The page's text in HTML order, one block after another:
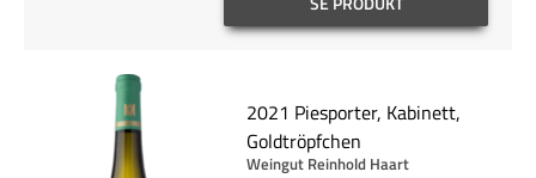
2021 Piesporter, Kabinett,
Goldtröpfchen
Weingut Reinhold Haart